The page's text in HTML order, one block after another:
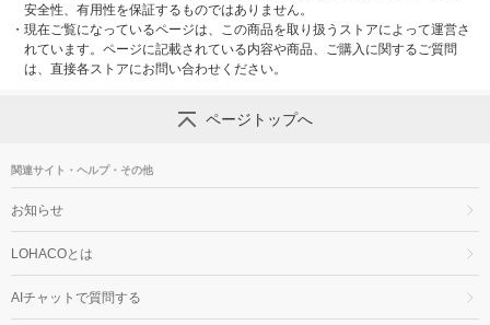
安全性、有用性を保証するものではありません。
・ 現在ご覧になっているページは、この商品を取り扱うストアによって運営さ
れています。ページに記載されている内容や商品、ご購入に関するご質問
は、直接各ストアにお問い合わせください。
ページトップへ
関連サイト・ヘルプ・その他
お知らせ
LOHACOとは
AIチャットで質問する